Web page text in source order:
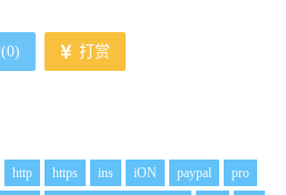
0) 打赏
http https ins iON paypal
pro